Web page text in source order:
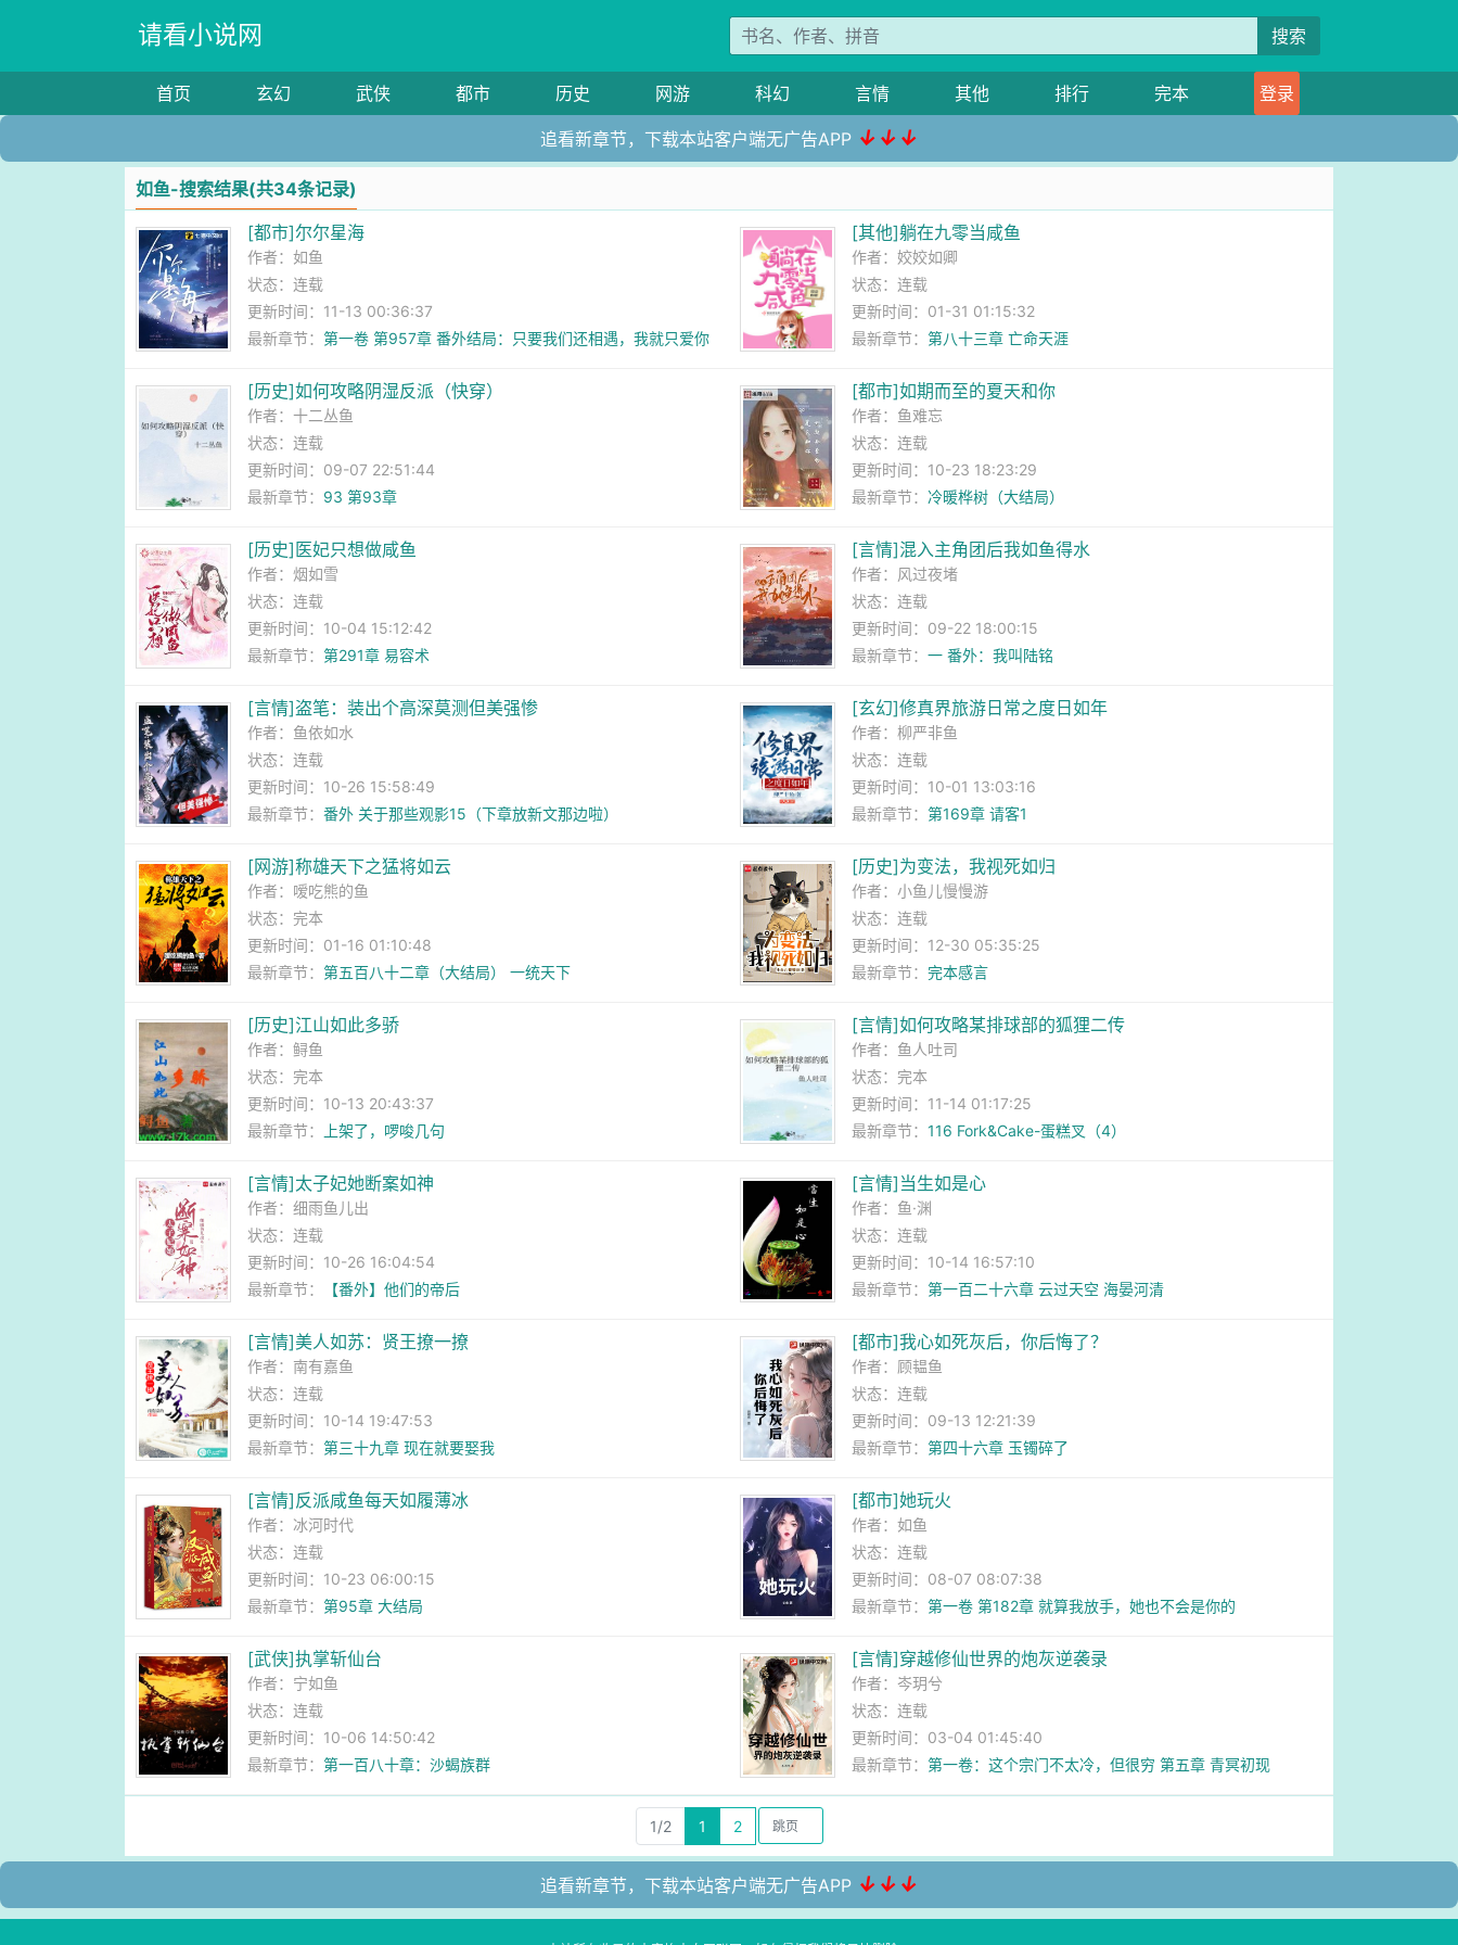
请看小说网 搜索
首页 玄幻 武侠 都市 历史 网游 科幻 言情 其他 排行 完本 登录
追看新章节，下载本站客户端无广告APP ↓↓↓
如鱼-搜索结果(共34条记录)
[都市]尔尔星海
作者：如鱼
状态：连载
更新时间：11-13 00:36:37
最新章节：第一卷 第957章 番外结局：只要我们还相遇，我就只爱你
[其他]躺在九零当咸鱼
作者： 姣姣如卿
状态：连载
更新时间：01-31 01:15:32
最新章节： 第八十三章 亡命天涯
[历史]如何攻略阴湿反派（快穿）
作者：十二丛鱼
状态：连载
更新时间：09-07 22:51:44
最新章节： 93 第93章
[都市]如期而至的夏天和你
作者： 鱼难忘
状态：连载
更新时间：10-23 18:23:29
最新章节： 冷暖桦树（大结局）
[历史]医妃只想做咸鱼
作者：烟如雪
状态：连载
更新时间：10-04 15:12:42
最新章节：第291章 易容术
[言情]混入主角团后我如鱼得水
作者： 风过夜堵
状态：连载
更新时间：09-22 18:00:15
最新章节： 一 番外：我叫陆铭
[言情]盗笔：装出个高深莫测但美强惨
作者： 鱼依如水
状态：连载
更新时间：10-26 15:58:49
最新章节：番外 关于那些观影15（下章放新文那边啦）
[玄幻]修真界旅游日常之度日如年
作者： 柳严非鱼
状态：连载
更新时间：10-01 13:03:16
最新章节： 第169章 请客1
[网游]称雄天下之猛将如云
作者： 嗳吃熊的鱼
状态：完本
更新时间：01-16 01:10:48
最新章节：第五百八十二章（大结局） 一统天下
[历史]为变法，我视死如归
作者： 小鱼儿慢慢游
状态：连载
更新时间：12-30 05:35:25
最新章节： 完本感言
[历史]江山如此多骄
作者：鲟鱼
状态：完本
更新时间：10-13 20:43:37
最新章节：
上架了，啰唆几句
[言情]如何攻略某排球部的狐狸二传
作者： 鱼人吐司
状态：完本
更新时间：11-14 01:17:25
最新章节： 116 Fork&Cake-蛋糕叉（4）
[言情]太子妃她断案如神
作者：细雨鱼儿出
状态：连载
更新时间：10-26 16:04:54
最新章节：
【番外】他们的帝后
[言情]当生如是心
作者： 鱼·渊
状态：连载
更新时间：10-14 16:57:10
最新章节： 第一百二十六章 云过天空 海晏河清
[言情]美人如苏：贤王撩一撩
作者： 南有嘉鱼
状态：连载
更新时间：10-14 19:47:53
最新章节：第三十九章 现在就要娶我
[都市]我心如死灰后，你后悔了？
作者： 顾韫鱼
状态：连载
更新时间：09-13 12:21:39
最新章节： 第四十六章 玉镯碎了
[言情]反派咸鱼每天如履薄冰
作者： 冰河时代
状态：连载
更新时间：10-23 06:00:15
最新章节：第95章 大结局
[都市]她玩火
作者： 如鱼
状态：连载
更新时间：08-07 08:07:38
最新章节： 第一卷 第182章 就算我放手，她也不会是你的
[武侠]执掌斩仙台
作者： 宁如鱼
状态：连载
更新时间：10-06 14:50:42
最新章节：第一百八十章：沙蝎族群
[言情]穿越修仙世界的炮灰逆袭录
作者： 岑玥兮
状态：连载
更新时间：03-04 01:45:40
最新章节： 第一卷：这个宗门不太冷，但很穷 第五章 青冥初现
1/2 1 2
追看新章节，下载本站客户端无广告APP ↓↓↓